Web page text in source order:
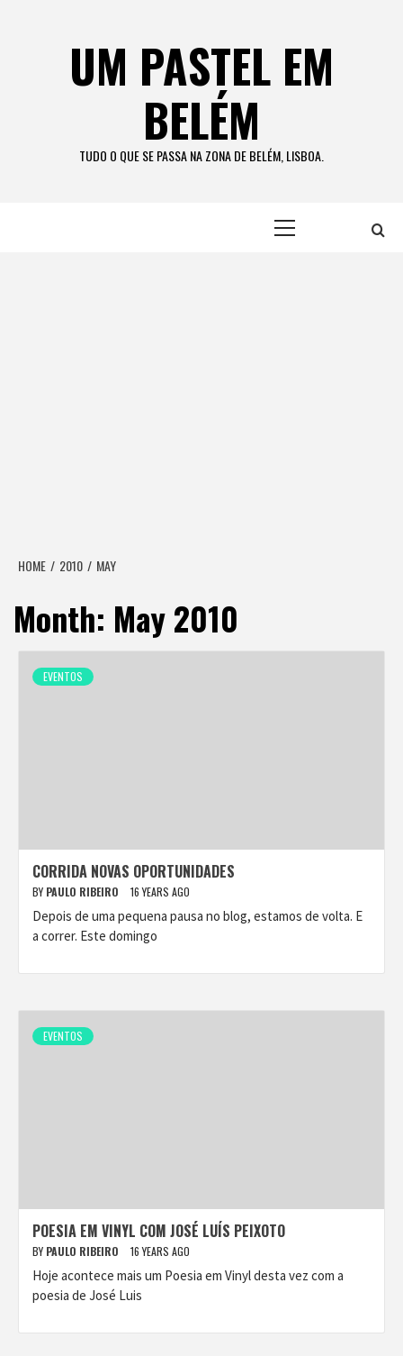
UM PASTEL EM
BELÉM
TUDO O QUE SE PASSA NA ZONA DE BELÉM, LISBOA.
HOME 2010 MAY
Month: May 2010
EVENTOS
CORRIDA NOVAS OPORTUNIDADES
BY PAULO RIBEIRO 16 YEARS AGO
Depois de uma pequena pausa no blog, estamos de volta. E
a correr. Este domingo
EVENTOS
POESIA EM VINYL COM JOSÉ LUÍS PEIXOTO
BY PAULO RIBEIRO 16 YEARS AGO
Hoje acontece mais um Poesia em Vinyl desta vez com a
poesia de José Luis